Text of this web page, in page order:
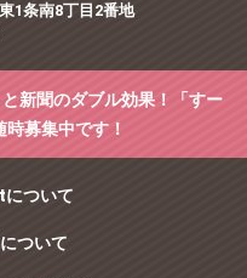
1条南8丁目2番地
新聞のダブル効果！「すー
募集中です！
ついて
ついて